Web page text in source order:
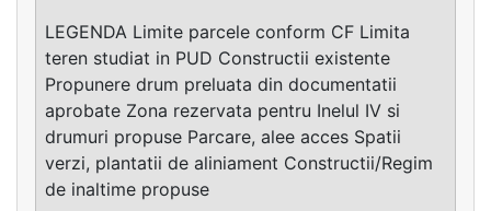
LEGENDA Limite parcele conform CF Limita
teren studiat in PUD Constructii existente
Propunere drum preluata din documentatii
aprobate Zona rezervata pentru Inelul IV si
drumuri propuse Parcare, alee acces Spatii
verzi, plantatii de aliniament Constructii/Regim
de inaltime propuse